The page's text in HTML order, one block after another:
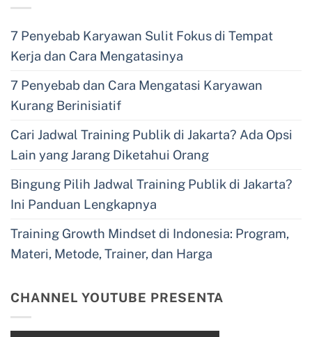
7 Penyebab Karyawan Sulit Fokus di Tempat
Kerja dan Cara Mengatasinya
7 Penyebab dan Cara Mengatasi Karyawan
Kurang Berinisiatif
Cari Jadwal Training Publik di Jakarta? Ada Opsi
Lain yang Jarang Diketahui Orang
Bingung Pilih Jadwal Training Publik di Jakarta?
Ini Panduan Lengkapnya
Training Growth Mindset di Indonesia: Program,
Materi, Metode, Trainer, dan Harga
CHANNEL YOUTUBE PRESENTA